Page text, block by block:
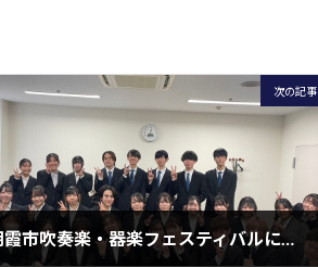
次の記事